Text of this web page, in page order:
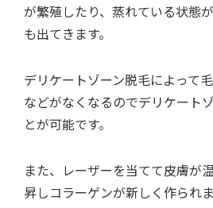
が繁殖したり、蒸れている状態
も出てきます。
デリケートゾーン脱毛によって
などがなくなるのでデリケート
とが可能です。
また、レーザーを当てて皮膚が
昇しコラーゲンが新しく作られ